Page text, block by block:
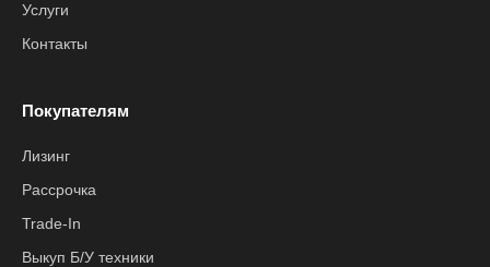
Услуги
Контакты
Покупателям
Лизинг
Рассрочка
Trade-In
Выкуп Б/У техники